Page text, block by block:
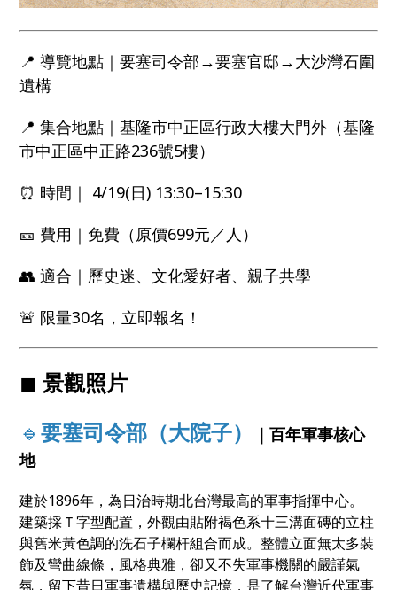
📍 導覽地點｜要塞司令部→要塞官邸→大沙灣石圍
遺構
📍 集合地點｜基隆市中正區行政大樓大門外（基隆
市中正區中正路236號5樓）
⏰ 時間｜ 4/19(日) 13:30–15:30
🎫 費用｜免費（原價699元／人）
👥 適合｜歷史迷、文化愛好者、親子共學
🚨 限量30名，立即報名！
◼景觀照片
🔹要塞司令部（大院子）
｜百年軍事核心
地
建於1896年，為日治時期北台灣最高的軍事指揮中心。
建築採Ｔ字型配置，外觀由貼附褐色系十三溝面磚的立柱
與舊米黃色調的洗石子欄杆組合而成。整體立面無太多裝
飾及彎曲線條，風格典雅，卻又不失軍事機關的嚴謹氣
氛，留下昔日軍事遺構與歷史記憶，是了解台灣近代軍事